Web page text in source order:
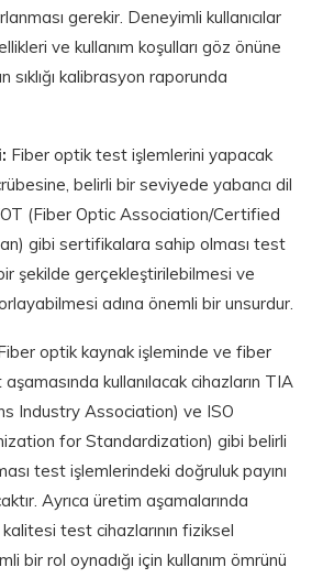
gerekir. Deneyimli kullanıcılar
ve kullanım koşulları göz önüne
sıklığı kalibrasyon raporunda
Fiber optik test işlemlerini yapacak
belirli bir seviyede yabancı dil
(Fiber Optic Association/Certified
gibi sertifikalara sahip olması test
şekilde gerçekleştirilebilmesi ve
adına önemli bir unsurdur.
optik kaynak işleminde ve fiber
kullanılacak cihazların TIA
Industry Association) ve ISO
for Standardization) gibi belirli
test işlemlerindeki doğruluk payını
Ayrıca üretim aşamalarında
kalitesi test cihazlarının fiziksel
bir rol oynadığı için kullanım ömrünü